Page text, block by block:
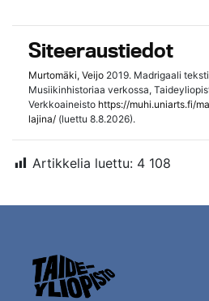
Siteeraustiedot
Murtomäki, Veijo 2019. Madrigaali
Musiikinhistoriaa verkossa,
Verkkoaineisto https://muhi.uniarts.fi/
lajina/ (luettu 8.8.2026).
Artikkelia luettu: 4 108